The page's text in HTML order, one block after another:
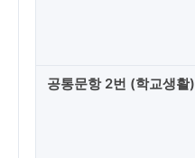
공통문항 2번 (학교생활)